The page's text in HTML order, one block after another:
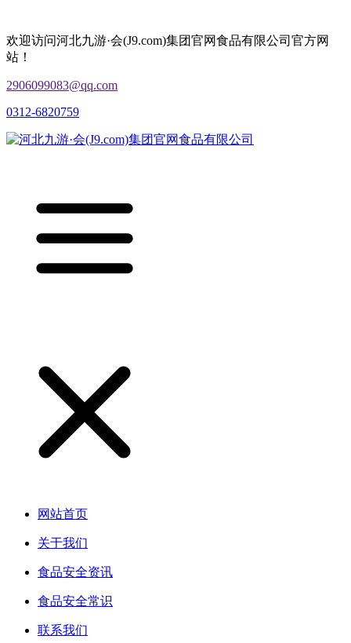
欢迎访问河北九游·会(J9.com)集团官网食品有限公司官方网
站！
2906099083@qq.com
0312-6820759
网站首页
关于我们
食品安全资讯
食品安全常识
联系我们